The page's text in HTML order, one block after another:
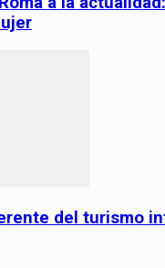
del turismo